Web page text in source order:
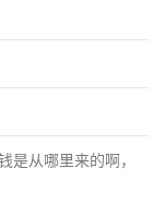
从哪里来的啊，